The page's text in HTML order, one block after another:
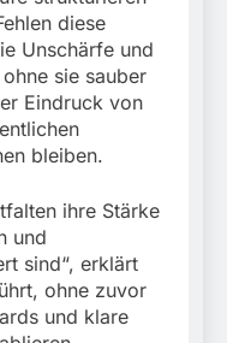
diese
Unschärfe und
sie sauber
Eindruck von
bleiben.
ihre Stärke
und
sind“, erklärt
ohne zuvor
und klare